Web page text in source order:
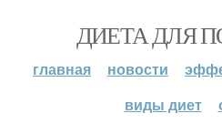
ДИЕТА ДЛЯ
главная новости
виды диет